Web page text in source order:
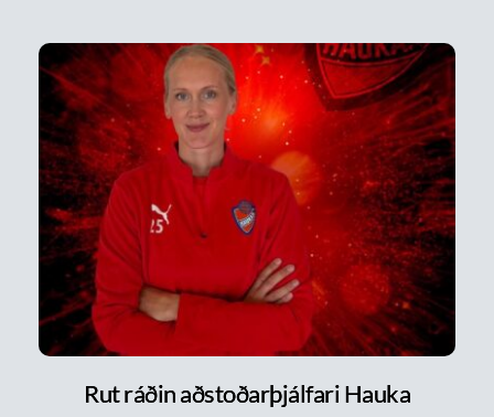
Rut ráðin aðstoðarþjálfari Hauka